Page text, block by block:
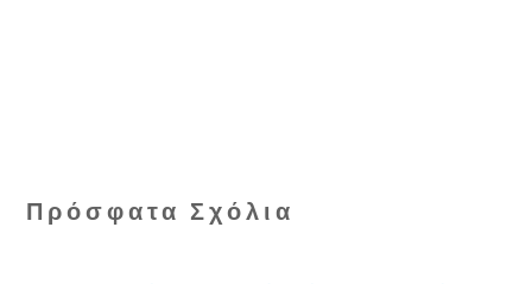
Πρόσφατα Σχόλια